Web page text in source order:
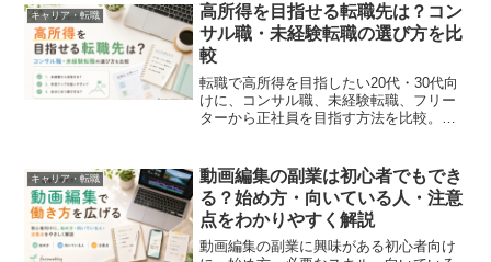
キャリア・転職
高所得を目指せる転職先は？コン
サル職・未経験転職の選び方を比
較
転職で高所得を目指したい20代・30代向
けに、コンサル職、未経験転職、フリー
ターから正社員を目指す方法を比較。年
キャリア・転職
動画編集の副業は初心者でもでき
る？始め方・向いている人・注意
点をわかりやすく解説
動画編集の副業に興味がある初心者向け